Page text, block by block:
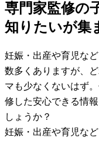
専門家監修の
知りたいが集
妊娠・出産や育児な
数多くありますが、
マも少なくないはず
修した安心できる情
しょうか？
妊娠・出産や育児な